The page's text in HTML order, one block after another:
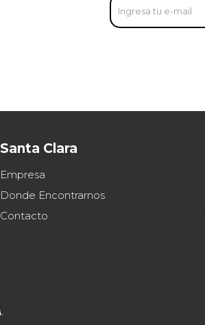
Santa Clara
Empresa
Donde Encontrarnos
Contacto